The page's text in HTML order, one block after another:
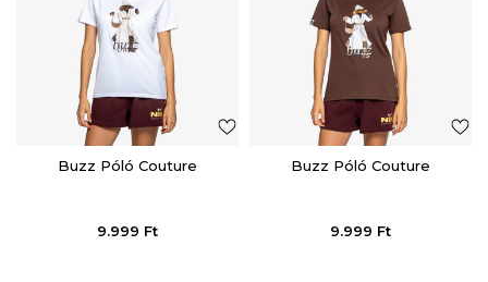
Buzz Póló Couture
9.999 Ft
Buzz Póló Couture
9.999 Ft